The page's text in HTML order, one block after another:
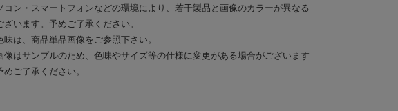
コン・スマートフォンなどの環境により、若干製品と画像のカラーが異なる
ざいます。予めご了承ください。
味は、商品単品画像をご参照下さい。
はサンプルのため、色味やサイズ等の仕様に変更がある場合がございます
めご了承ください。